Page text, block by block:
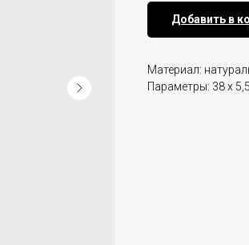
Добавить в
Материал:
Параметры: 38 х